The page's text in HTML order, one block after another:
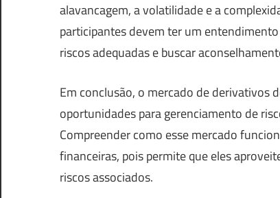
alavancagem, a volatilidade e a
participantes devem ter um
riscos adequadas e buscar
Em conclusão, o mercado de derivativos
oportunidades para gerenciamento de
Compreender como esse mercado
financeiras, pois permite que eles
riscos associados.